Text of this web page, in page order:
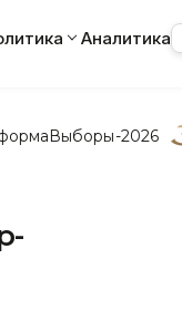
Аналитика
Выборы-2026